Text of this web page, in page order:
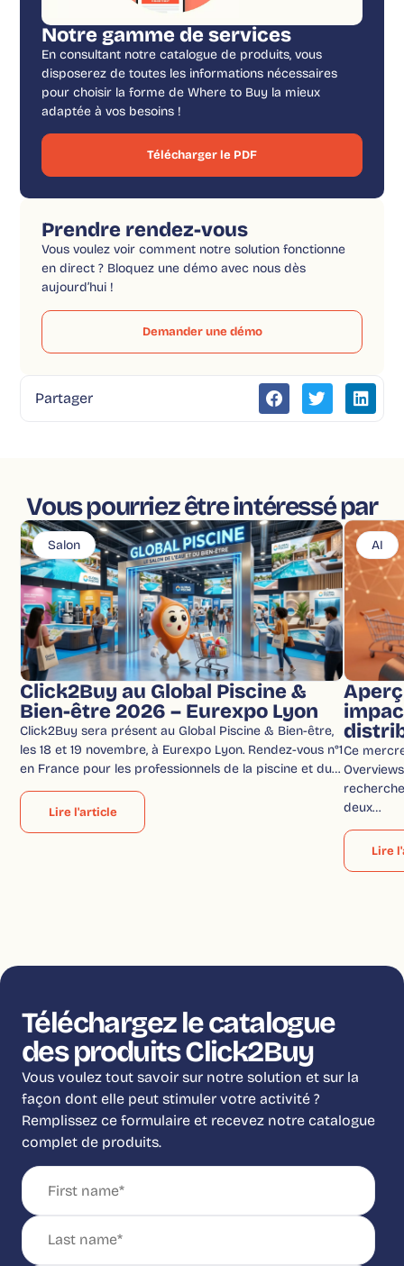
Notre gamme de services
En consultant notre catalogue de produits, vous
disposerez de toutes les informations nécessaires
pour choisir la forme de Where to Buy la mieux
adaptée à vos besoins !
Télécharger le PDF
Prendre rendez-vous
Vous voulez voir comment notre solution fonctionne
en direct ? Bloquez une démo avec nous dès
aujourd’hui !
Demander une démo
Partager
Vous pourriez être intéressé par
Salon
Click2Buy au Global Piscine &
Bien-être 2026 – Eurexpo Lyon
Click2Buy sera présent au Global Piscine & Bien-être,
les 18 et 19 novembre, à Eurexpo Lyon. Rendez-vous n°1
en France pour les professionnels de la piscine et du…
Lire l'article
AI
Ce
deux…
Lire
Téléchargez le catalogue
des produits Click2Buy
Vous voulez tout savoir sur notre solution et sur la
façon dont elle peut stimuler votre activité ?
Remplissez ce formulaire et recevez notre catalogue
complet de produits.